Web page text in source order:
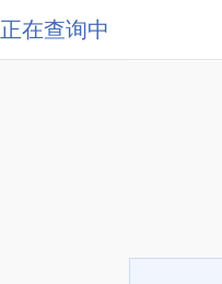
正在查询中